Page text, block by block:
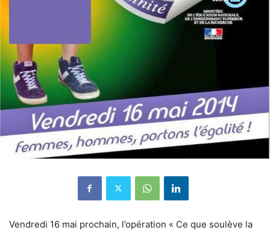
Vendredi 16 mai prochain, l’opération « Ce que soulève la